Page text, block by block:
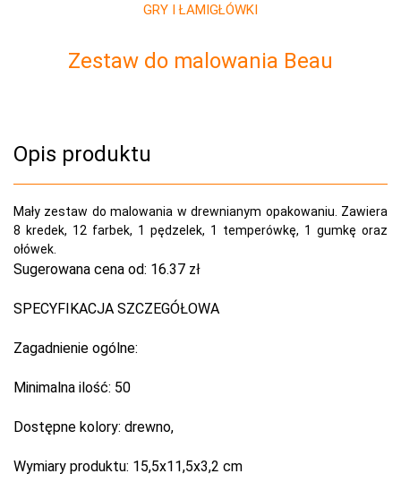
GRY I ŁAMIGŁÓWKI
Zestaw do malowania Beau
Opis produktu
Mały zestaw do malowania w drewnianym opakowaniu. Zawiera
8 kredek, 12 farbek, 1 pędzelek, 1 temperówkę, 1 gumkę oraz
ołówek.
Sugerowana cena od: 16.37 zł
SPECYFIKACJA SZCZEGÓŁOWA
Zagadnienie ogólne:
Minimalna ilość: 50
Dostępne kolory: drewno,
Wymiary produktu: 15,5x11,5x3,2 cm